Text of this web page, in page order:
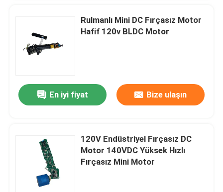
Rulmanlı Mini DC Fırçasız Motor
Hafif 120v BLDC Motor
En iyi fiyat Bize ulaşın
120V Endüstriyel Fırçasız DC
Motor 140VDC Yüksek Hızlı
Fırçasız Mini Motor